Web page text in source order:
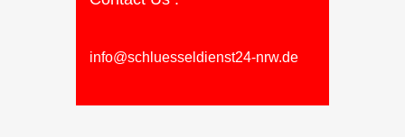
info@schluesseldienst24-nrw.de